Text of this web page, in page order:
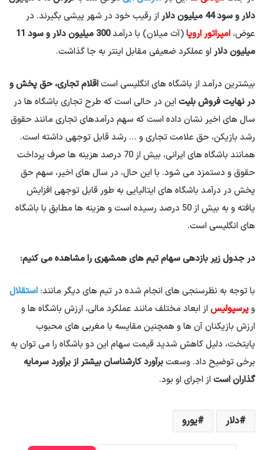
دلار و سود 44 میلیون دلار
از رقیب خود در شهر پیشی بگیرند. در
عوض، امپراتور اروپا(آث میلان) با درآمد
300 میلیون دلار و سود 11
میلیون دلار او عملکرد ضعیفی مقابل اینتر به جا گذاشت.
بیشترین درآمد از باشگاه های انگلیسی استاقلام تجاری، حق پخش و
در نهایت فروش بلیت این در حالی است که طرح تجاری باشگاه ها در
سال های اخیر نشان داده است که سهم درآمدهای تجاری مانند حقوق
رشد بازیکن، حق علامت تجاری و … رشد قابل توجهی داشته است.
همانند باشگاه های ایرانی، بیش از 70 درصد هزینه ها صرف پرداخت
حقوق و دستمزد می شود. با این حال، در سال های اخیر، سهم حق
پخش در درآمد باشگاه های ایتالیایی به طور قابل توجهی افزایش
یافته و به بیش از 50 درصد رسیده است و هزینه ها مطابق با باشگاه
های انگلیسی است.
در جدول زیر بازدهی سهام تیم های همشهری را مشاهده می کنیم:
با توجه به نظرسنجی های انجام شده در تیم های دیگر مانند: استقلال
وپرسپولیس از ابعاد مختلف مانند عملکرد مالی، ارزش باشگاه ها و
ارزش بازیکنان آن ها و همچنین مقایسه با مغربی های محبوب
پایتخت، دلیل کاهش شدید قیمت سهام این دو باشگاه را می توان به
برخی توضیح داد. وسعتبرآورد کارشناسان بیشتر از برآورد سرمایه
گذاران است از اجرای او بود.
دلار یورو